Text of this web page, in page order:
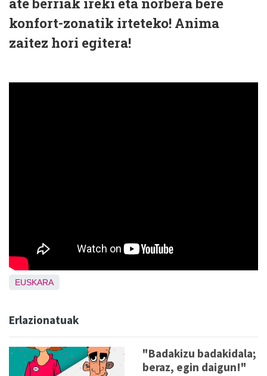
ate berriak ireki eta norbera bere
konfort-zonatik irteteko! Anima
zaitez hori egitera!
EUSKARA
Erlazionatuak
"Badakizu badakidala;
beraz, egin daigun!"